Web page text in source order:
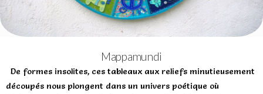
Mappamundi
De formes insolites, ces tableaux aux reliefs minutieusement
découpés nous plongent dans un univers poétique où